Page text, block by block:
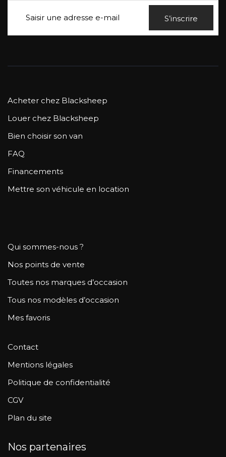
S’inscrire
Acheter chez Blacksheep
Louer chez Blacksheep
Bien choisir son van
FAQ
Financements
Mettre son véhicule en location
Qui sommes-nous ?
Nos points de vente
Toutes nos marques d’occasion
Tous nos modèles d’occasion
Mes favoris
Contact
Mentions légales
Politique de confidentialité
CGV
Plan du site
Nos partenaires